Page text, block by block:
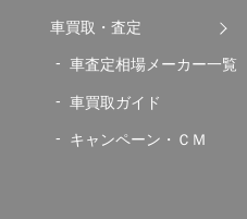
車買取・査定
車査定相場メーカー一覧
車買取ガイド
キャンペーン・ＣＭ